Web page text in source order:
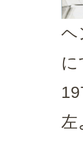
ヘ
に
左